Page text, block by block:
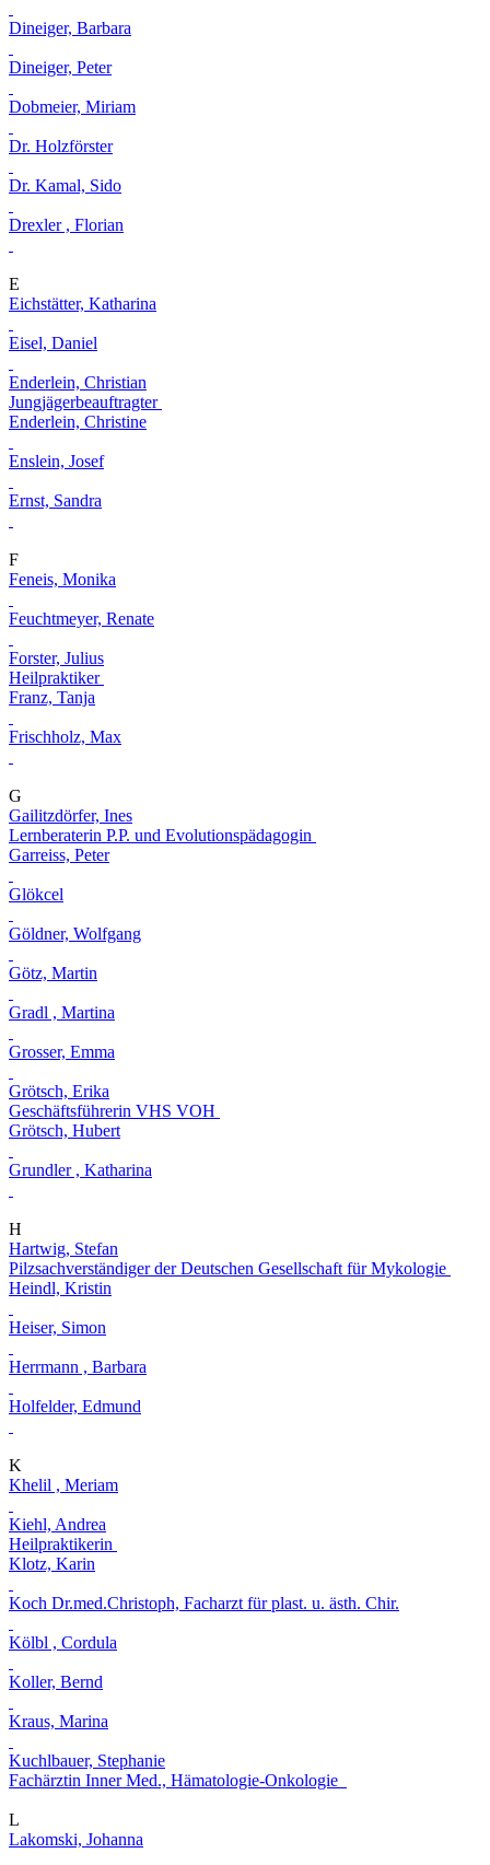
Dineiger, Barbara
Dineiger, Peter
Dobmeier, Miriam
Dr. Holzförster
Dr. Kamal, Sido
Drexler , Florian
E
Eichstätter, Katharina
Eisel, Daniel
Enderlein, Christian
Jungjägerbeauftragter
Enderlein, Christine
Enslein, Josef
Ernst, Sandra
F
Feneis, Monika
Feuchtmeyer, Renate
Forster, Julius
Heilpraktiker
Franz, Tanja
Frischholz, Max
G
Gailitzdörfer, Ines
Lernberaterin P.P. und Evolutionspädagogin
Garreiss, Peter
Glökcel
Göldner, Wolfgang
Götz, Martin
Gradl , Martina
Grosser, Emma
Grötsch, Erika
Geschäftsführerin VHS VOH
Grötsch, Hubert
Grundler , Katharina
H
Hartwig, Stefan
Pilzsachverständiger der Deutschen Gesellschaft für Mykologie
Heindl, Kristin
Heiser, Simon
Herrmann , Barbara
Holfelder, Edmund
K
Khelil , Meriam
Kiehl, Andrea
Heilpraktikerin
Klotz, Karin
Koch Dr.med.Christoph, Facharzt für plast. u. ästh. Chir.
Kölbl , Cordula
Koller, Bernd
Kraus, Marina
Kuchlbauer, Stephanie
Fachärztin Inner Med., Hämatologie-Onkologie
L
Lakomski, Johanna